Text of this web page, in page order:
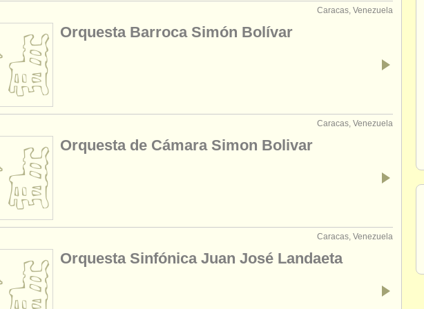
Caracas, Venezuela
Orquesta Barroca Simón Bolívar
Caracas, Venezuela
Orquesta de Cámara Simon Bolivar
Caracas, Venezuela
Orquesta Sinfónica Juan José Landaeta